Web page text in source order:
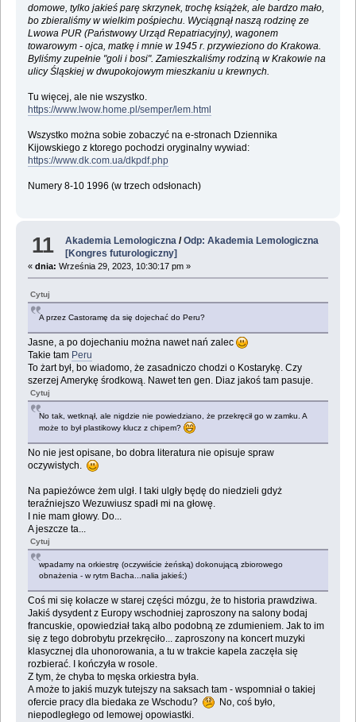
domowe, tylko jakieś parę skrzynek, trochę książek, ale bardzo mało,
bo zbieraliśmy w wielkim pośpiechu. Wyciągnął naszą rodzinę ze
Lwowa PUR (Państwowy Urząd Repatriacyjny), wagonem
towarowym - ojca, matkę i mnie w 1945 r. przywieziono do Krakowa.
Byliśmy zupełnie "goli i bosi". Zamieszkaliśmy rodziną w Krakowie na
ulicy Śląskiej w dwupokojowym mieszkaniu u krewnych.
Tu więcej, ale nie wszystko.
https://www.lwow.home.pl/semper/lem.html
Wszystko można sobie zobaczyć na e-stronach Dziennika
Kijowskiego z ktorego pochodzi oryginalny wywiad:
https://www.dk.com.ua/dkpdf.php
Numery 8-10 1996 (w trzech odsłonach)
11 Akademia Lemologiczna /Odp: Akademia Lemologiczna
[Kongres futurologiczny]
« dnia: Września 29, 2023, 10:30:17 pm »
Cytuj
A przez Castoramę da się dojechać do Peru?
Jasne, a po dojechaniu można nawet nań zalec
Takie tam Peru
To żart był, bo wiadomo, że zasadniczo chodzi o Kostarykę. Czy
szerzej Amerykę środkową. Nawet ten gen. Diaz jakoś tam pasuje.
Cytuj
No tak, wetknął, ale nigdzie nie powiedziano, że przekręcił go w zamku. A
może to był plastikowy klucz z chipem?
No nie jest opisane, bo dobra literatura nie opisuje spraw
oczywistych.
Na papieżówce żem ulgł. I taki ulgły będę do niedzieli gdyż
teraźniejszo Wezuwiusz spadł mi na głowę.
I nie mam głowy. Do...
A jeszcze ta...
Cytuj
wpadamy na orkiestrę (oczywiście żeńską) dokonującą zbiorowego
obnażenia - w rytm Bacha...nalia jakieś;)
Coś mi się kołacze w starej części mózgu, że to historia prawdziwa.
Jakiś dysydent z Europy wschodniej zaproszony na salony bodaj
francuskie, opowiedział taką albo podobną ze zdumieniem. Jak to im
się z tego dobrobytu przekręciło... zaproszony na koncert muzyki
klasycznej dla uhonorowania, a tu w trakcie kapela zaczęła się
rozbierać. I kończyła w rosole.
Z tym, że chyba to męska orkiestra była.
A może to jakiś muzyk tutejszy na saksach tam - wspomniał o takiej
ofercie pracy dla biedaka ze Wschodu?
No, coś było,
niepodległego od lemowej opowiastki.